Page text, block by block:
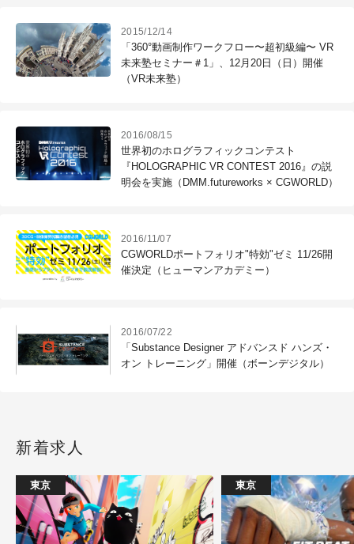
2015/12/14
「360°動画制作ワークフロー〜超初級編〜 VR
未来塾セミナー＃1」、12月20日（日）開催
（VR未来塾）
2016/08/15
世界初のホログラフィックコンテスト
『HOLOGRAPHIC VR CONTEST 2016』の説
明会を実施（DMM.futureworks × CGWORLD）
2016/11/07
CGWORLDポートフォリオ"特効"ゼミ 11/26開
催決定（ヒューマンアカデミー）
2016/07/22
「Substance Designer アドバンスド ハンズ・
オン トレーニング」開催（ボーンデジタル）
新着求人
東京 東京